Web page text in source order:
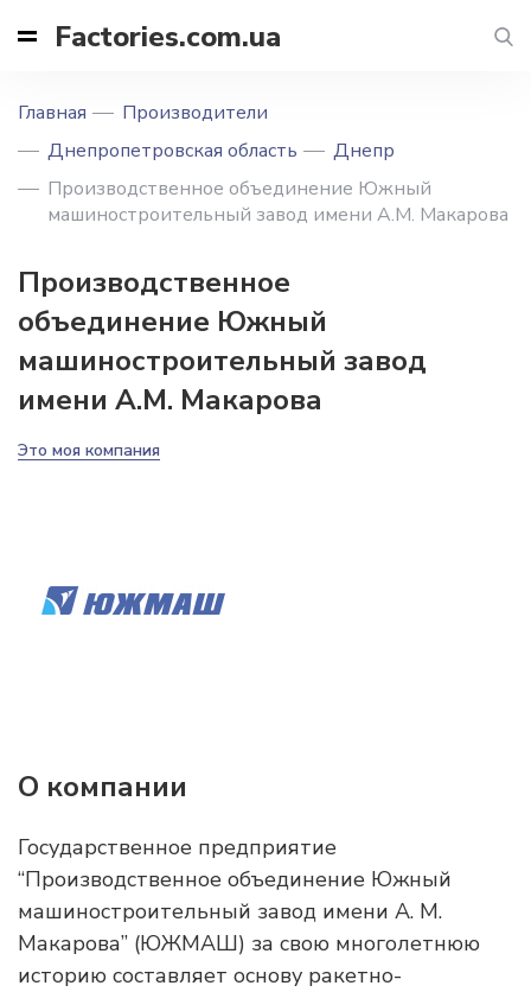
Factories.com.ua
Главная
Производители
Днепропетровская область
Днепр
Производственное объединение Южный
машиностроительный завод имени А.М. Макарова
Производственное
объединение Южный
машиностроительный завод
имени А.М. Макарова
Это моя компания
О компании
Государственное предприятие
“Производственное объединение Южный
машиностроительный завод имени А. М.
Макарова” (ЮЖМАШ) за свою многолетнюю
историю составляет основу ракетно-